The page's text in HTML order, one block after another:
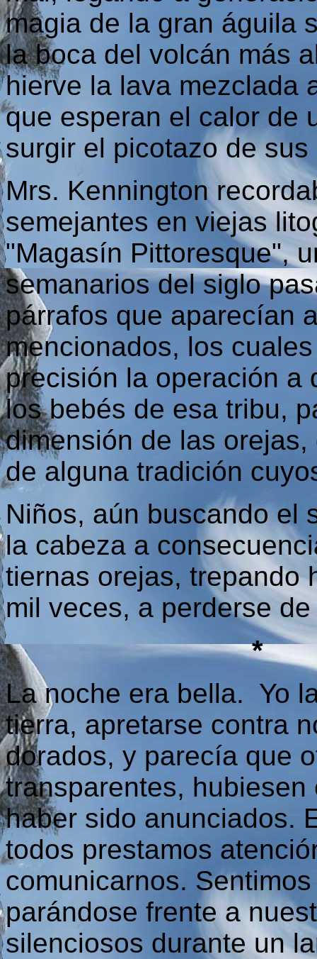
magia de la gran águila
la boca del volcán más
hierve la lava mezclada
que esperan el calor de
surgir el picotazo de
Mrs. Kennington
semejantes en viejas
"Magasín Pittoresque",
semanarios del siglo
párrafos que aparecían
mencionados, los
precisión la operación a
los bebés de esa tribu,
dimensión de las
de alguna tradición
Niños, aún buscando el
la cabeza a
tiernas orejas, trepando
mil veces, a perderse
*
La noche era bella. Yo
tierra, apretarse contra
dorados, y parecía que
transparentes,
haber sido anunciados.
todos prestamos
comunicarnos.
parándose frente a
silenciosos durante un